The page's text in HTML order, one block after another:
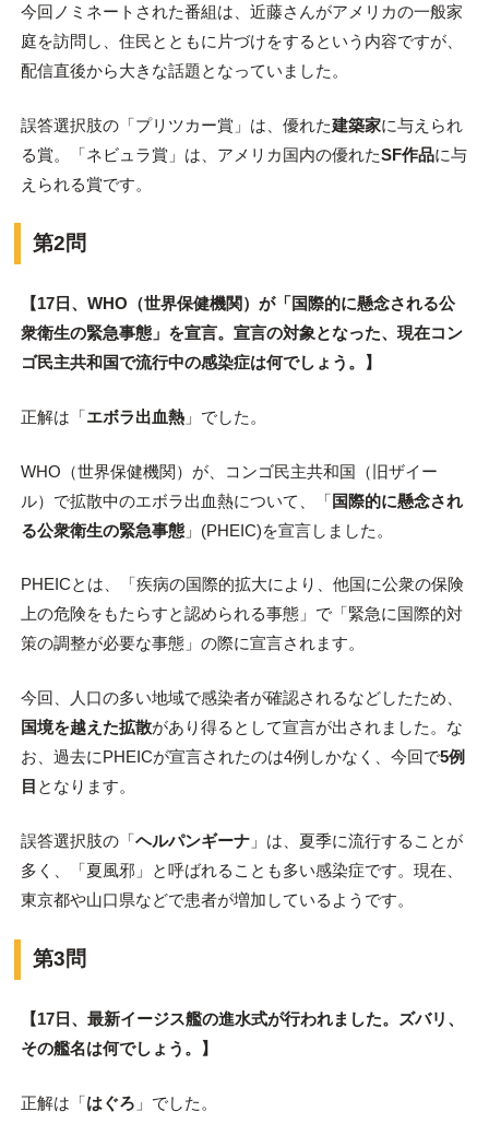
今回ノミネートされた番組は、近藤さんがアメリカの一般家
庭を訪問し、住民とともに片づけをするという内容ですが、
配信直後から大きな話題となっていました。
誤答選択肢の「プリツカー賞」は、優れた建築家に与えられ
る賞。「ネビュラ賞」は、アメリカ国内の優れたSF作品に与
えられる賞です。
第2問
【17日、WHO（世界保健機関）が「国際的に懸念される公
衆衛生の緊急事態」を宣言。宣言の対象となった、現在コン
ゴ民主共和国で流行中の感染症は何でしょう。】
正解は「エボラ出血熱」でした。
WHO（世界保健機関）が、コンゴ民主共和国（旧ザイー
ル）で拡散中のエボラ出血熱について、「国際的に懸念され
る公衆衛生の緊急事態」(PHEIC)を宣言しました。
PHEICとは、「疾病の国際的拡大により、他国に公衆の保険
上の危険をもたらすと認められる事態」で「緊急に国際的対
策の調整が必要な事態」の際に宣言されます。
今回、人口の多い地域で感染者が確認されるなどしたため、
国境を越えた拡散があり得るとして宣言が出されました。な
お、過去にPHEICが宣言されたのは4例しかなく、今回で5例
目 となります。
誤答選択肢の「ヘルパンギーナ」は、夏季に流行することが
多く、「夏風邪」と呼ばれることも多い感染症です。現在、
東京都や山口県などで患者が増加しているようです。
第3問
【17日、最新イージス艦の進水式が行われました。ズバリ、
その艦名は何でしょう。】
正解は「はぐろ 」でした。